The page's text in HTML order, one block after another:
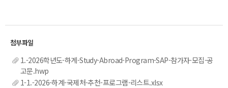
1.-2026학년도-하계-Study-Abroad-Program-SAP-참가자-모집-공
고문.hwp
1-1.-2026-하계-국제처-추천-프로그램-리스트.xlsx